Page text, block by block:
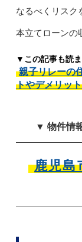
なるべくリスク
本立てローンの
▼この記事も読
親子リレーの
トやデメリッ
▼ 物件情
鹿児島